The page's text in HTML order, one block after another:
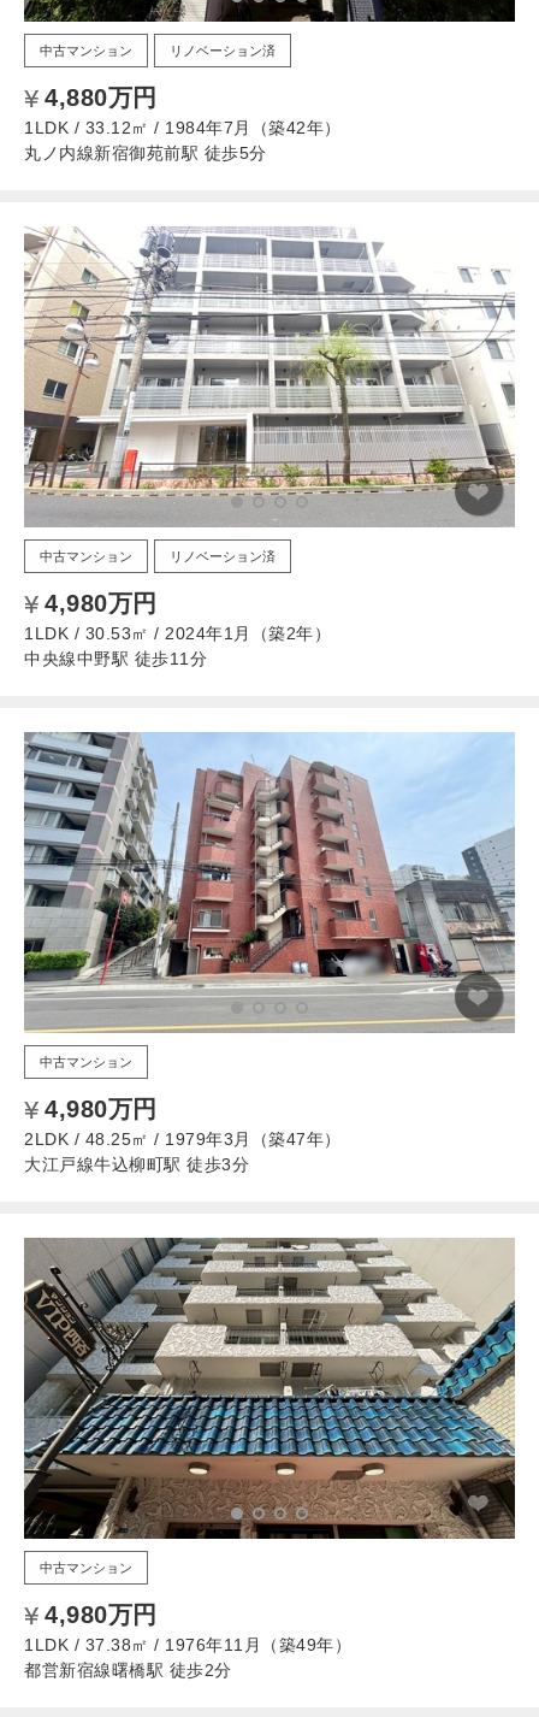
中古マンション リノベーション済
4,880万円
1LDK / 33.12㎡ / 1984年7月（築42年）
丸ノ内線新宿御苑前駅 徒歩5分
中古マンション リノベーション済
4,980万円
1LDK / 30.53㎡ / 2024年1月（築2年）
中央線中野駅 徒歩11分
中古マンション
4,980万円
2LDK / 48.25㎡ / 1979年3月（築47年）
大江戸線牛込柳町駅 徒歩3分
中古マンション
4,980万円
1LDK / 37.38㎡ / 1976年11月（築49年）
都営新宿線曙橋駅 徒歩2分